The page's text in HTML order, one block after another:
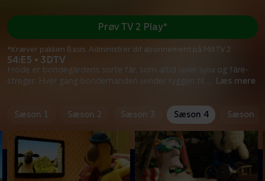
S4:E5 • 3DTV
Frode er bondegårdens sorte får, som altid laver sjov og fåre-
streger. Hver gang bondemanden vender ryggen til,
Læs mere
Prøv TV 2 Play*
*Kræver pakken Basis. Administrer dit abonnement på Mit TV 2.
Sæson 1 Sæson 2 Sæson 3 Sæson 4 Sæson 5